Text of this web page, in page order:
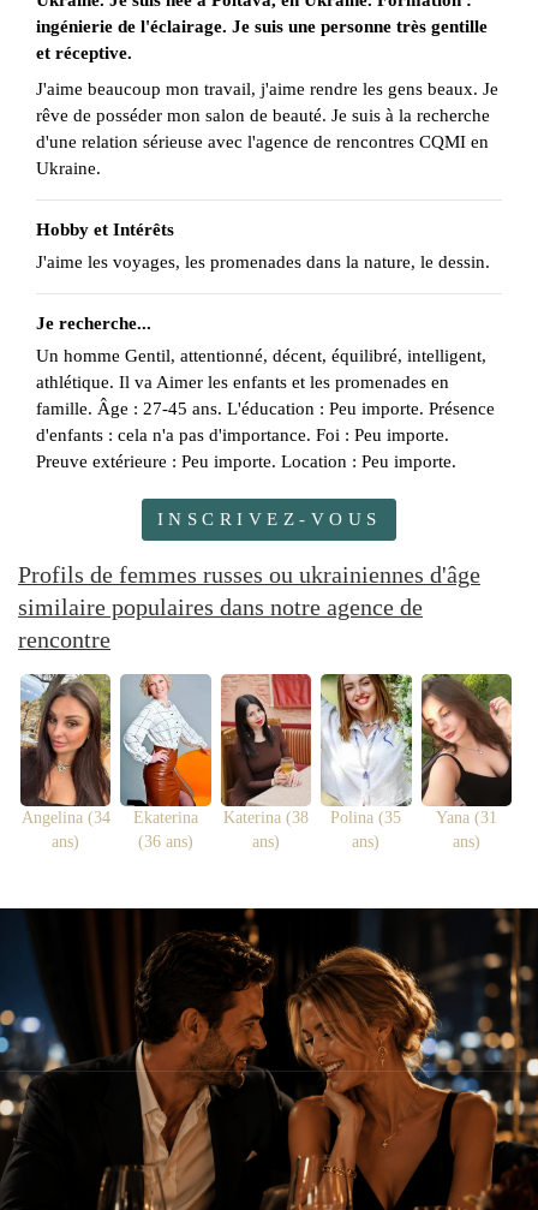
ingénierie de l'éclairage. Je suis une personne très gentille
et réceptive.
J'aime beaucoup mon travail, j'aime rendre les gens beaux. Je
rêve de posséder mon salon de beauté. Je suis à la recherche
d'une relation sérieuse avec l'agence de rencontres CQMI en
Ukraine.
Hobby et Intérêts
J'aime les voyages, les promenades dans la nature, le dessin.
Je recherche...
Un homme Gentil, attentionné, décent, équilibré, intelligent,
athlétique. Il va Aimer les enfants et les promenades en
famille. Âge : 27-45 ans. L'éducation : Peu importe. Présence
d'enfants : cela n'a pas d'importance. Foi : Peu importe.
Preuve extérieure : Peu importe. Location : Peu importe.
INSCRIVEZ-VOUS
Profils de femmes russes ou ukrainiennes d'âge
similaire populaires dans notre agence de
rencontre
Angelina (34
ans)
Ekaterina
(36 ans)
Katerina (38
ans)
Polina (35
ans)
Yana (31
ans)